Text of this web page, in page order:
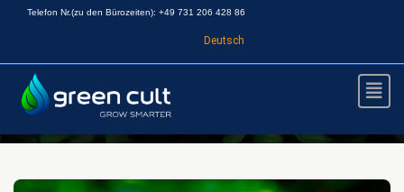
Telefon Nr.(zu den Bürozeiten): +49 731 206 428 86
Deutsch